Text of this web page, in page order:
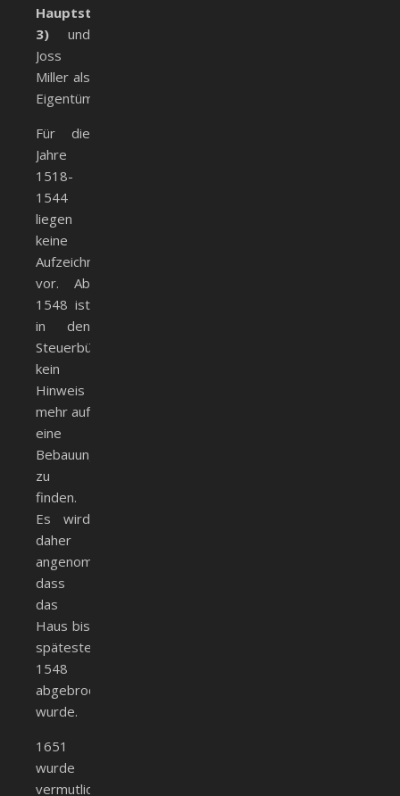
Hauptstr.
3) und
Joss
Miller als
Eigentümer.
Für die
Jahre
1518-
1544
liegen
keine
Aufzeichnungen
vor. Ab
1548 ist
in den
Steuerbüchern
kein
Hinweis
mehr auf
eine
Bebauung
zu
finden.
Es wird
daher
angenommen,
dass
das
Haus bis
spätestens
1548
abgebrochen
wurde.
1651
wurde
vermutlich